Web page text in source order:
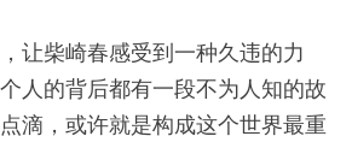
让柴崎春感受到一种久违的力
人的背后都有一段不为人知的故
滴，或许就是构成这个世界最重